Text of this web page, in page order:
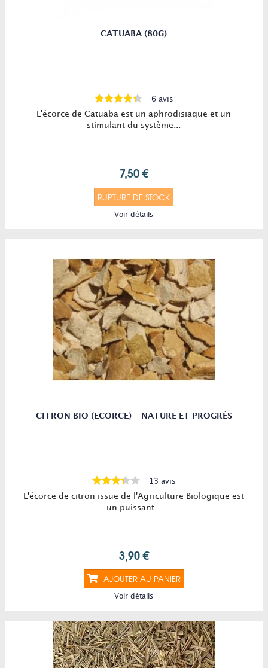
CATUABA (80G)
6 avis
L'écorce de Catuaba est un aphrodisiaque et un
stimulant du système...
7,50 €
RUPTURE DE STOCK
Voir détails
CITRON BIO (ECORCE) - NATURE ET PROGRÈS
13 avis
L'écorce de citron issue de l'Agriculture Biologique est
un puissant...
3,90 €
AJOUTER AU PANIER
Voir détails